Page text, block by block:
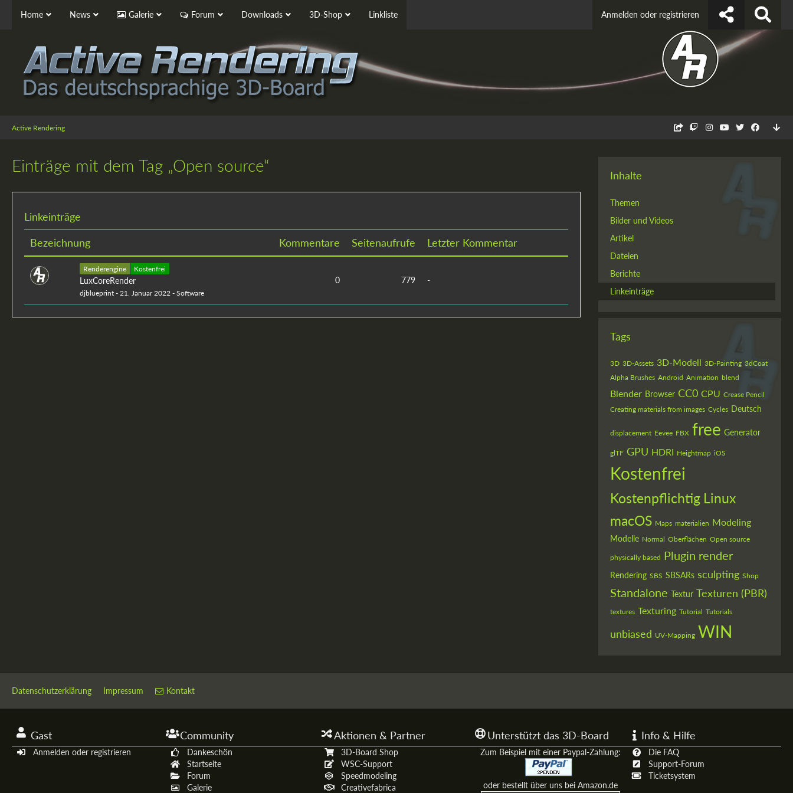
Home News Galerie Forum Downloads 3D-Shop Linkliste Anmelden oder registrieren
Active Rendering
Einträge mit dem Tag „Open source“
Linkeinträge
Bezeichnung
Kommentare Seitenaufrufe Letzter Kommentar
Renderengine Kostenfrei
LuxCoreRender
djblueprint - 21. Januar 2022 - Software
0 779 -
Inhalte
Themen
Bilder und Videos
Artikel
Dateien
Berichte
Linkeinträge
Tags
3D 3D-Assets 3D-Modell 3D-Painting 3dCoat
Alpha Brushes Android Animation blend
Blender Browser CC0 CPU Crease Pencil
Creating materials from images Cycles Deutsch
displacement Eevee FBX free Generator
glTF GPU HDRI Heightmap iOS
Kostenfrei
Kostenpflichtig Linux
macOS Maps materialien Modeling
Modelle Normal Oberflächen Open source
physically based Plugin render
Rendering SBS SBSARs sculpting Shop
Standalone Textur Texturen (PBR)
textures Texturing Tutorial Tutorials
unbiased UV-Mapping WIN
Datenschutzerklärung Impressum Kontakt
Gast
Anmelden oder registrieren
Community
Dankeschön
Startseite
Forum
Galerie
Aktionen & Partner
3D-Board Shop
WSC-Support
Speedmodeling
Creativefabrica
Unterstützt das 3D-Board
Zum Beispiel mit einer Paypal-Zahlung:
oder bestellt über uns bei Amazon.de
Info & Hilfe
Die FAQ
Support-Forum
Ticketsystem